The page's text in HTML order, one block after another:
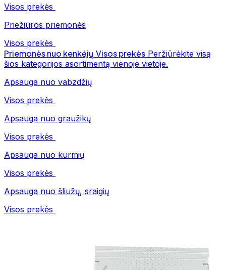
Visos prekės
Priežiūros priemonės
Visos prekės
Priemonės nuo kenkėjų Visos prekės Peržiūrėkite visą
šios kategorijos asortimentą vienoje vietoje.
Apsauga nuo vabzdžių
Visos prekės
Apsauga nuo graužikų
Visos prekės
Apsauga nuo kurmių
Visos prekės
Apsauga nuo šliužų, sraigių
Visos prekės